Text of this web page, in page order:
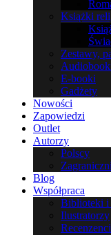
Książki
Zestawy,
E-booki
Gadżety
Nowości
Zapowiedzi
Outlet
Autorzy
Polscy
Zagraniczni
Blog
Współpraca
Biblioteki i
Ilustratorzy
Recenzenci